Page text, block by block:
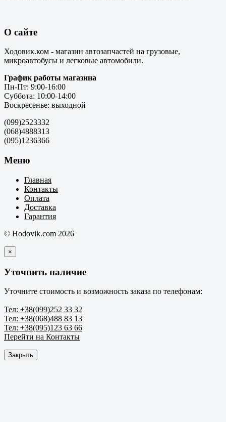
О сайте
Ходовик.ком - магазин автозапчастей на грузовые,
микроавтобусы и легковые автомобили.
График работы магазина
Пн-Пт: 9:00-16:00
Суббота: 10:00-14:00
Воскресенье: выходной
(099)2523332
(068)4888313
(095)1236366
Меню
Главная
Контакты
Оплата
Доставка
Гарантия
© Hodovik.com 2026
×
Уточнить наличие
Уточните стоимость и возможность заказа по телефонам:
Тел: +38(099)252 33 32
Тел: +38(068)488 83 13
Тел: +38(095)123 63 66
Перейти на Контакты
Закрыть